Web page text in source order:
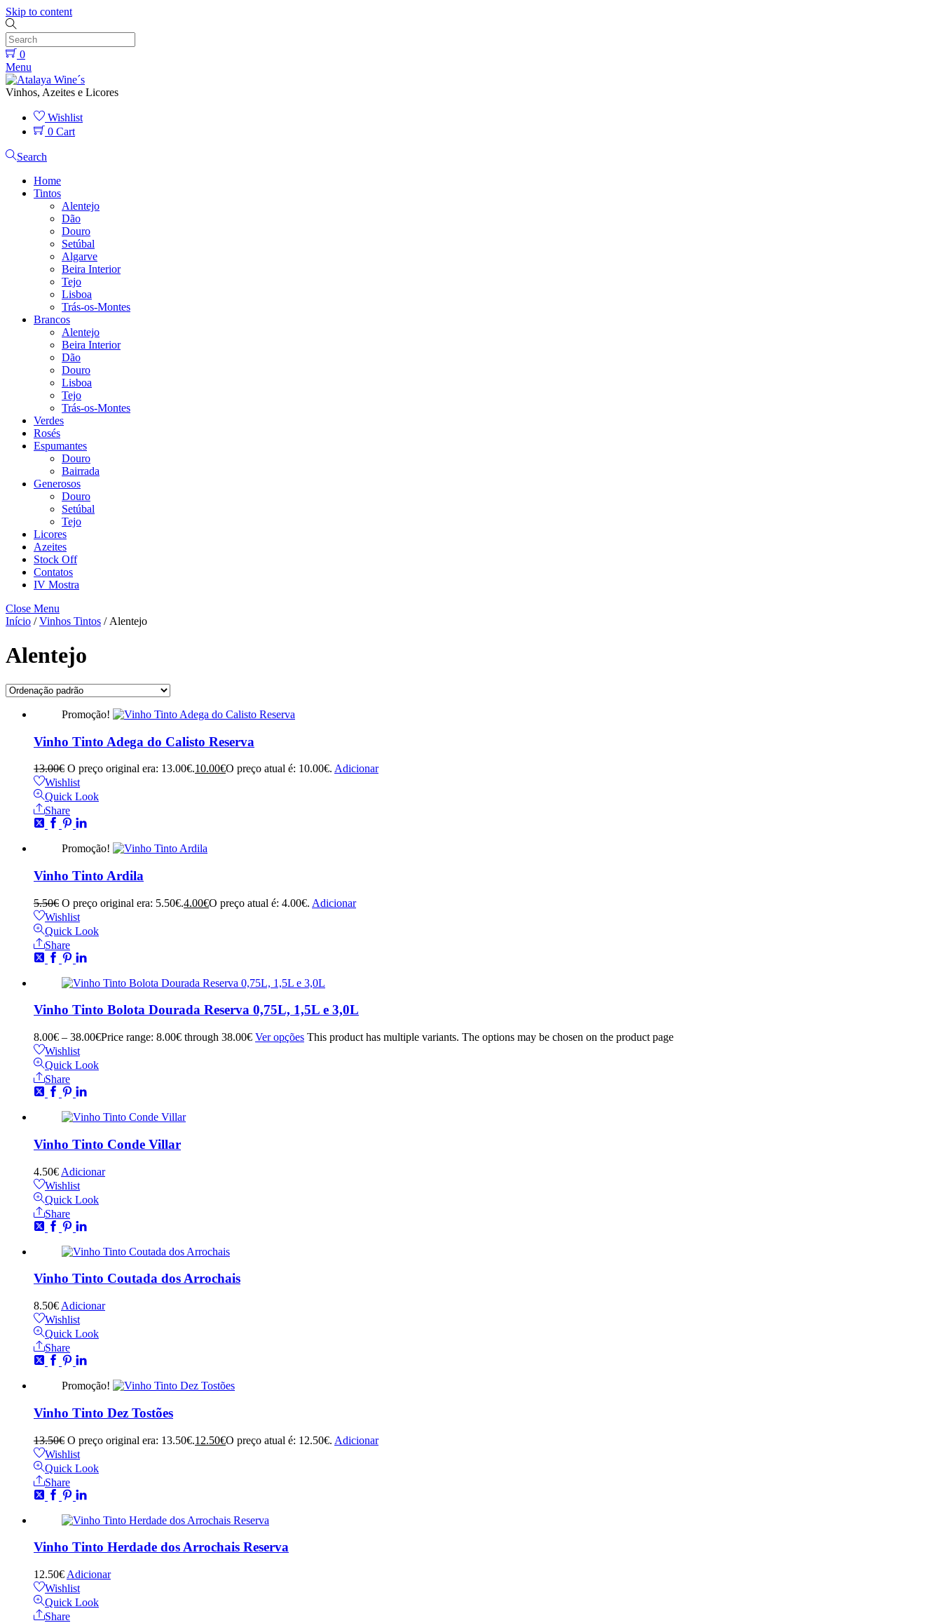
Skip to content
0
Menu
Vinhos, Azeites e Licores
Wishlist
0 Cart
Search
Home
Tintos
Alentejo
Dão
Douro
Setúbal
Algarve
Beira Interior
Tejo
Lisboa
Trás-os-Montes
Brancos
Alentejo
Beira Interior
Dão
Douro
Lisboa
Tejo
Trás-os-Montes
Verdes
Rosés
Espumantes
Douro
Bairrada
Generosos
Douro
Setúbal
Tejo
Licores
Azeites
Stock Off
Contatos
IV Mostra
Close Menu
Início /Vinhos Tintos / Alentejo
Alentejo
Promoção!
Vinho Tinto Adega do Calisto Reserva
13.00€ O preço original era: 13.00€.10.00€O preço atual é: 10.00€. Adicionar
Wishlist
Quick Look
Share
Promoção!
Vinho Tinto Ardila
5.50€ O preço original era: 5.50€.4.00€O preço atual é: 4.00€. Adicionar
Wishlist
Quick Look
Share
Vinho Tinto Bolota Dourada Reserva 0,75L, 1,5L e 3,0L
8.00€ – 38.00€Price range: 8.00€ through 38.00€ Ver opções This product has multiple variants. The options may be chosen on the product page
Wishlist
Quick Look
Share
Vinho Tinto Conde Villar
4.50€ Adicionar
Wishlist
Quick Look
Share
Vinho Tinto Coutada dos Arrochais
8.50€ Adicionar
Wishlist
Quick Look
Share
Promoção!
Vinho Tinto Dez Tostões
13.50€ O preço original era: 13.50€.12.50€O preço atual é: 12.50€. Adicionar
Wishlist
Quick Look
Share
Vinho Tinto Herdade dos Arrochais Reserva
12.50€ Adicionar
Wishlist
Quick Look
Share